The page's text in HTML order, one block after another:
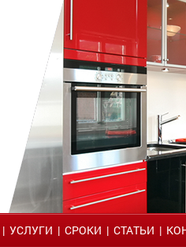
| УСЛУГИ | СРОКИ | СТАТЬИ |